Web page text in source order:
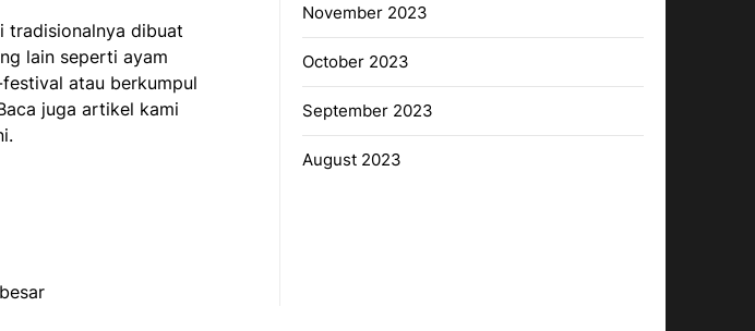
tradisionalnya dibuat
lain seperti ayam
atau berkumpul
juga artikel kami
November 2023
October 2023
September 2023
August 2023